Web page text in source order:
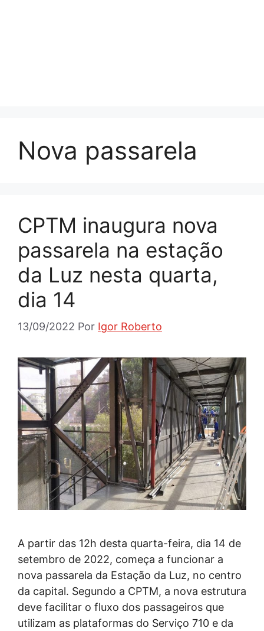
Nova passarela
CPTM inaugura nova
passarela na estação
da Luz nesta quarta,
dia 14
13/09/2022 Por Igor Roberto
A partir das 12h desta quarta-feira, dia 14 de
setembro de 2022, começa a funcionar a
nova passarela da Estação da Luz, no centro
da capital. Segundo a CPTM, a nova estrutura
deve facilitar o fluxo dos passageiros que
utilizam as plataformas do Serviço 710 e da